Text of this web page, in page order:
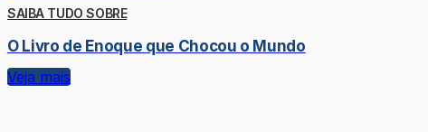
SAIBA TUDO SOBRE
O Livro de Enoque que Chocou o Mundo
Veja mais